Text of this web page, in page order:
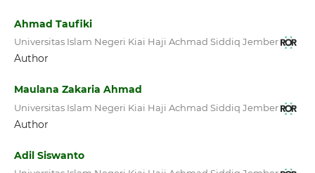
Ahmad Taufiki
Universitas Islam Negeri Kiai Haji Achmad Siddiq Jember
Author
Maulana Zakaria Ahmad
Universitas Islam Negeri Kiai Haji Achmad Siddiq Jember
Author
Adil Siswanto